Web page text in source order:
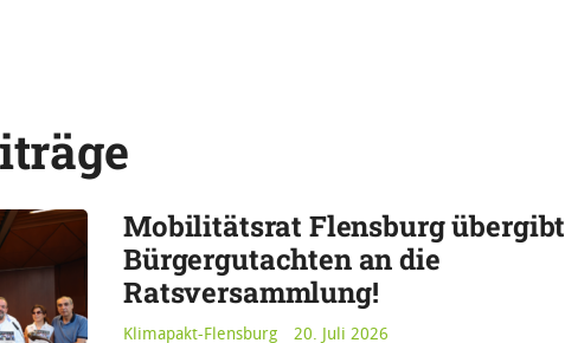
Mobilitätsrat Flensburg übergibt
Bürgergutachten an die
Ratsversammlung!
Klimapakt-Flensburg 20. Juli 2026